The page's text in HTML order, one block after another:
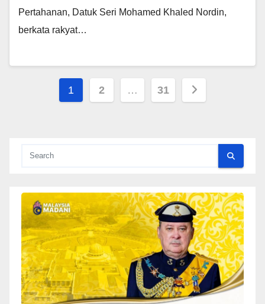
Pertahanan, Datuk Seri Mohamed Khaled Nordin,
berkata rakyat…
Posts
1 2 … 31